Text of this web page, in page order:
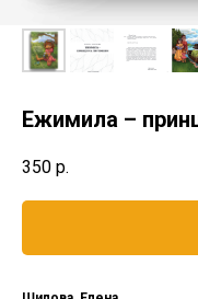
Ежимила –
350 р.